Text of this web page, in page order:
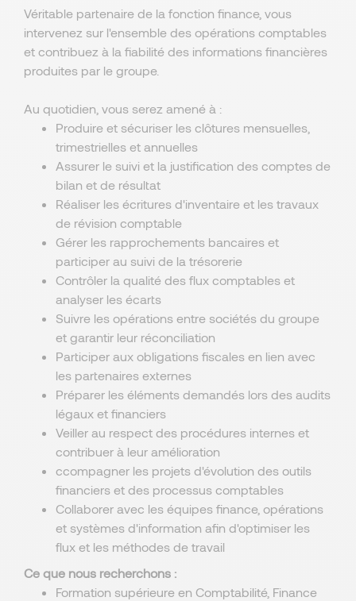
Véritable partenaire de la fonction finance, vous
intervenez sur l'ensemble des opérations comptables
et contribuez à la fiabilité des informations financières
produites par le groupe.
Au quotidien, vous serez amené à :
Produire et sécuriser les clôtures mensuelles,
trimestrielles et annuelles
Assurer le suivi et la justification des comptes de
bilan et de résultat
Réaliser les écritures d'inventaire et les travaux
de révision comptable
Gérer les rapprochements bancaires et
participer au suivi de la trésorerie
Contrôler la qualité des flux comptables et
analyser les écarts
Suivre les opérations entre sociétés du groupe
et garantir leur réconciliation
Participer aux obligations fiscales en lien avec
les partenaires externes
Préparer les éléments demandés lors des audits
légaux et financiers
Veiller au respect des procédures internes et
contribuer à leur amélioration
ccompagner les projets d'évolution des outils
financiers et des processus comptables
Collaborer avec les équipes finance, opérations
et systèmes d'information afin d'optimiser les
flux et les méthodes de travail
Ce que nous recherchons :
Formation supérieure en Comptabilité, Finance